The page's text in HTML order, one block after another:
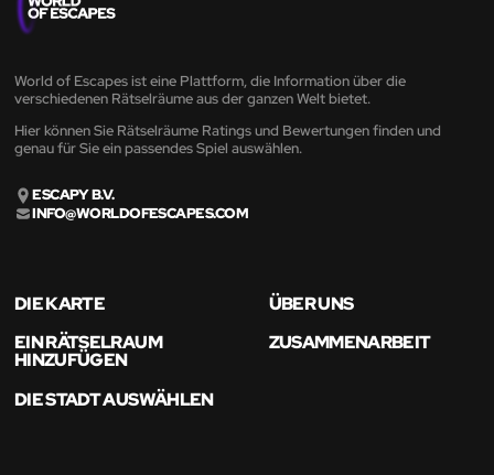
World of Escapes ist eine Plattform, die Information über die
verschiedenen Rätselräume aus der ganzen Welt bietet.
Hier können Sie Rätselräume Ratings und Bewertungen finden und
genau für Sie ein passendes Spiel auswählen.
ESCAPY B.V.
INFO@WORLDOFESCAPES.COM
DIE KARTE
ÜBER UNS
EIN RÄTSELRAUM
HINZUFÜGEN
ZUSAMMENARBEIT
DIE STADT AUSWÄHLEN